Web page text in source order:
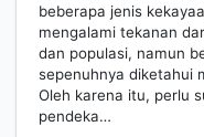
beberapa jenis
mengalami tekanan
dan populasi, namun
sepenuhnya diketahui
Oleh karena itu, perlu
pendeka…